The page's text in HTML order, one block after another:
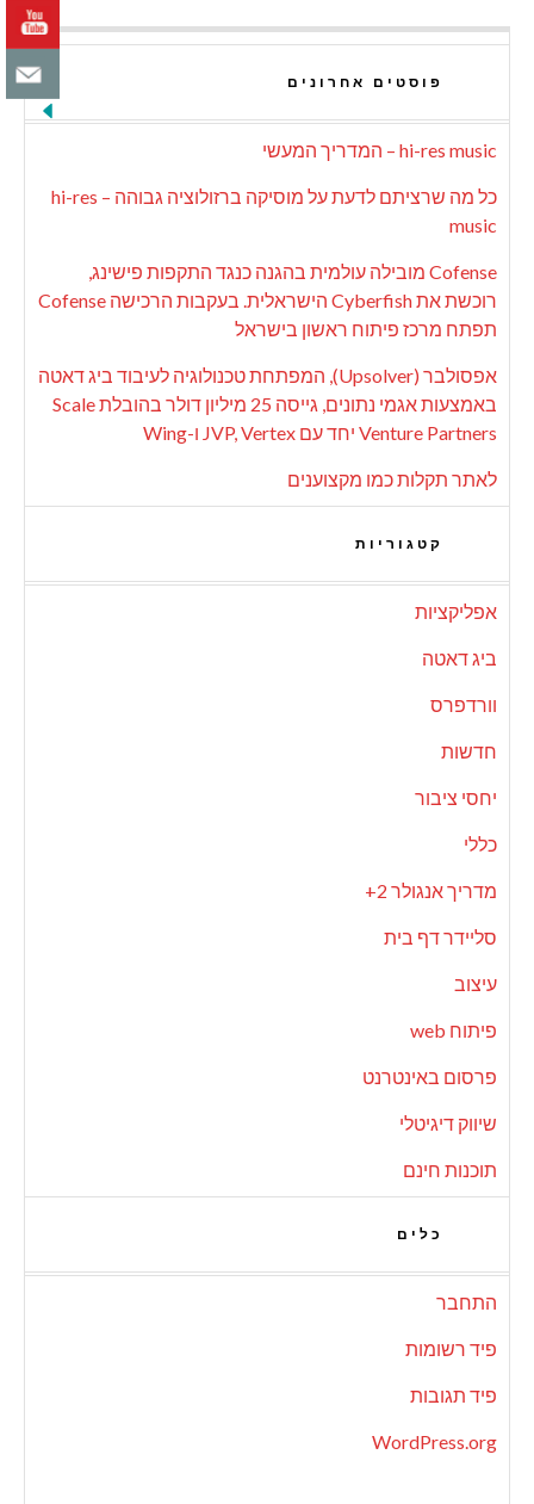
פוסטים אחרונים
hi-res music – המדריך המעשי
כל מה שרציתם לדעת על מוסיקה ברזולוציה גבוהה – hi-res
music
Cofense מובילה עולמית בהגנה כנגד התקפות פישינג,
רוכשת את Cyberfish הישראלית. בעקבות הרכישה Cofense
תפתח מרכז פיתוח ראשון בישראל
אפסולבר (Upsolver), המפתחת טכנולוגיה לעיבוד ביג דאטה
באמצעות אגמי נתונים, גייסה 25 מיליון דולר בהובלת Scale
Venture Partners יחד עם JVP, Vertex ו-Wing
לאתר תקלות כמו מקצוענים
קטגוריות
אפליקציות
ביג דאטה
וורדפרס
חדשות
יחסי ציבור
כללי
מדריך אנגולר 2+
סליידר דף בית
עיצוב
פיתוח web
פרסום באינטרנט
שיווק דיגיטלי
תוכנות חינם
כלים
התחבר
פיד רשומות
פיד תגובות
WordPress.org